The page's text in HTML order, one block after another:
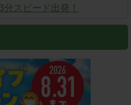
スピード出発！